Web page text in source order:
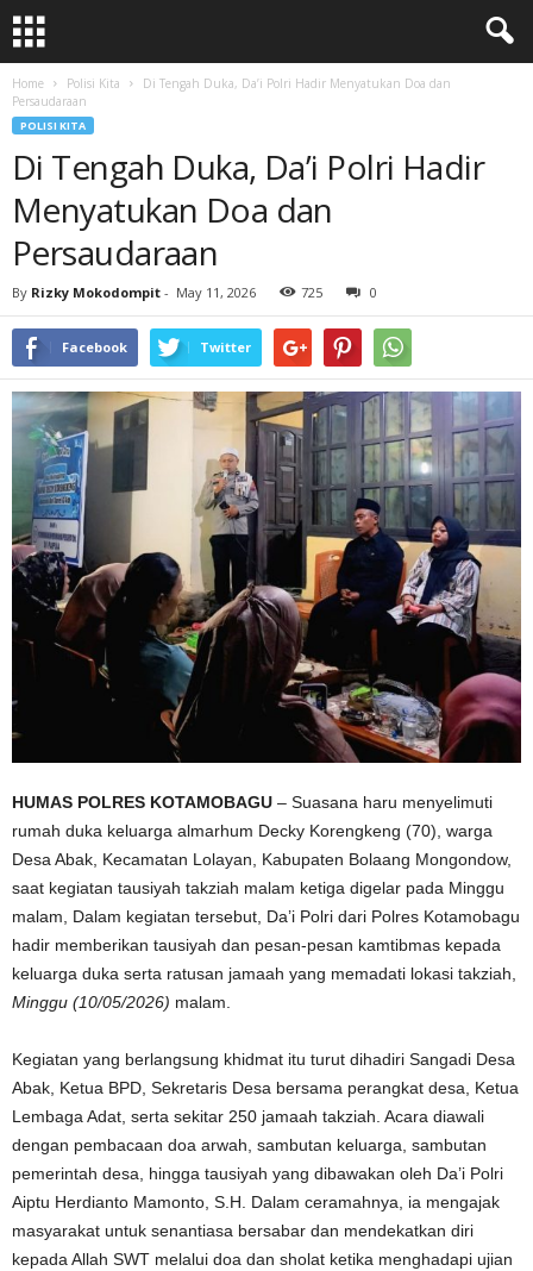
Home Polisi Kita
Di Tengah Duka, Da’i Polri Hadir Menyatukan Doa dan
Persaudaraan
POLISI KITA
Di Tengah Duka, Da’i Polri Hadir
Menyatukan Doa dan
Persaudaraan
By Rizky Mokodompit - May 11, 2026 725 0
Facebook Twitter
HUMAS POLRES KOTAMOBAGU – Suasana haru menyelimuti
rumah duka keluarga almarhum Decky Korengkeng (70), warga
Desa Abak, Kecamatan Lolayan, Kabupaten Bolaang Mongondow,
saat kegiatan tausiyah takziah malam ketiga digelar pada Minggu
malam, Dalam kegiatan tersebut, Da’i Polri dari Polres Kotamobagu
hadir memberikan tausiyah dan pesan-pesan kamtibmas kepada
keluarga duka serta ratusan jamaah yang memadati lokasi takziah,
Minggu (10/05/2026) malam.
Kegiatan yang berlangsung khidmat itu turut dihadiri Sangadi Desa
Abak, Ketua BPD, Sekretaris Desa bersama perangkat desa, Ketua
Lembaga Adat, serta sekitar 250 jamaah takziah. Acara diawali
dengan pembacaan doa arwah, sambutan keluarga, sambutan
pemerintah desa, hingga tausiyah yang dibawakan oleh Da’i Polri
Aiptu Herdianto Mamonto, S.H. Dalam ceramahnya, ia mengajak
masyarakat untuk senantiasa bersabar dan mendekatkan diri
kepada Allah SWT melalui doa dan sholat ketika menghadapi ujian